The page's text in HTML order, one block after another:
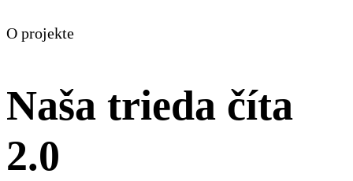
O projekte
Naša trieda číta
2.0